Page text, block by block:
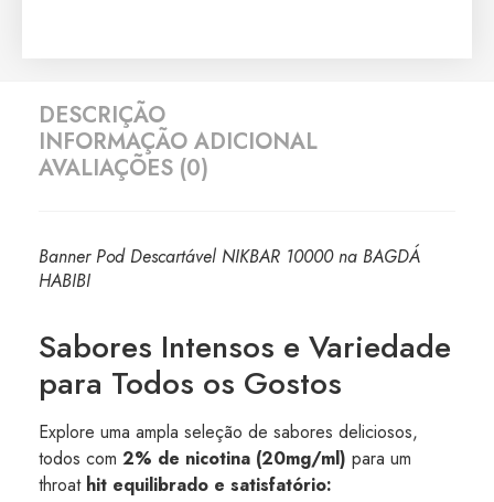
DESCRIÇÃO
INFORMAÇÃO ADICIONAL
AVALIAÇÕES (0)
Banner Pod Descartável NIKBAR 10000 na BAGDÁ
HABIBI
Sabores Intensos e Variedade
para Todos os Gostos
Explore uma ampla seleção de sabores deliciosos,
todos com 2% de nicotina (20mg/ml) para um
throat hit equilibrado e satisfatório: